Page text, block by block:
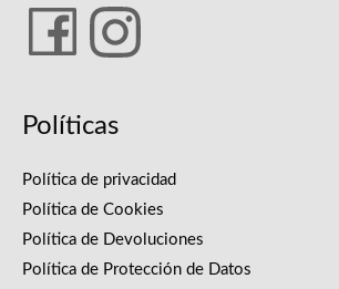
Políticas
Política de privacidad
Política de Cookies
Política de Devoluciones
Política de Protección de Datos